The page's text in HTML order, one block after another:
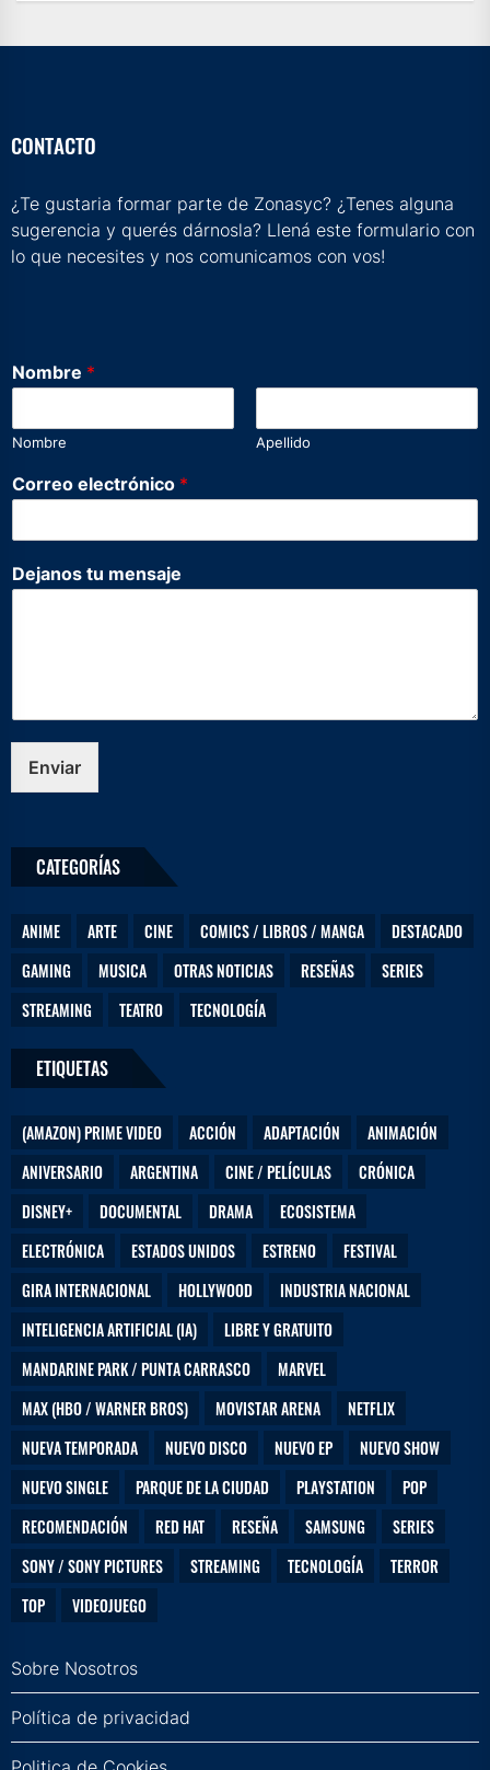
CONTACTO
¿Te gustaria formar parte de Zonasyc? ¿Tenes alguna
sugerencia y querés dárnosla? Llená este formulario con
lo que necesites y nos comunicamos con vos!
Nombre *
Nombre Apellido
Correo electrónico *
D
e
D
e
s
u
Dejanos tu mensaje
Enviar
CATEGORÍAS
ANIME ARTE CINE COMICS / LIBROS / MANGA
DESTACADO
GAMING
MUSICA OTRAS NOTICIAS RESEÑAS
SERIES
STREAMING
TEATRO TECNOLOGÍA
ETIQUETAS
(AMAZON) PRIME VIDEO ACCIÓN ADAPTACIÓN
ANIMACIÓN
ANIVERSARIO
ARGENTINA CINE / PELÍCULAS
CRÓNICA
DISNEY+
DOCUMENTAL DRAMA
ECOSISTEMA
ELECTRÓNICA
ESTADOS UNIDOS ESTRENO
FESTIVAL
GIRA INTERNACIONAL
HOLLYWOOD
INDUSTRIA NACIONAL
INTELIGENCIA ARTIFICIAL (IA)
LIBRE Y GRATUITO
MANDARINE PARK / PUNTA CARRASCO
MARVEL
MAX (HBO / WARNER BROS)
MOVISTAR ARENA
NETFLIX
NUEVA TEMPORADA
NUEVO DISCO NUEVO EP
NUEVO SHOW
NUEVO SINGLE
PARQUE DE LA CIUDAD PLAYSTATION
POP
RECOMENDACIÓN
RED HAT RESEÑA SAMSUNG
SERIES
SONY / SONY PICTURES
STREAMING TECNOLOGÍA
TERROR
TOP
VIDEOJUEGO
Sobre Nosotros
Política de privacidad